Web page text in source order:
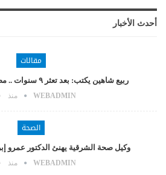
أحدث الأخبار
مقالات
ربيع شاهين يكتب: بعد تعثر ٩ سنوات .. مصر والجامعة تعدان…
WEBADMIN منذ
الصحة
وكيل صحة الشرقية يهنئ الدكتور عمرو
WEBADMIN منذ